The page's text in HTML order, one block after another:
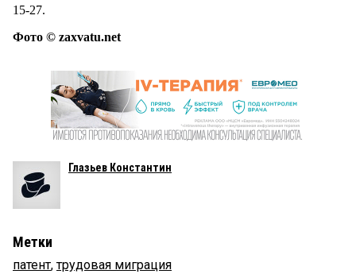
15-27.
Фото © zaxvatu.net
Глазьев Константин
Метки
патент,трудовая миграция